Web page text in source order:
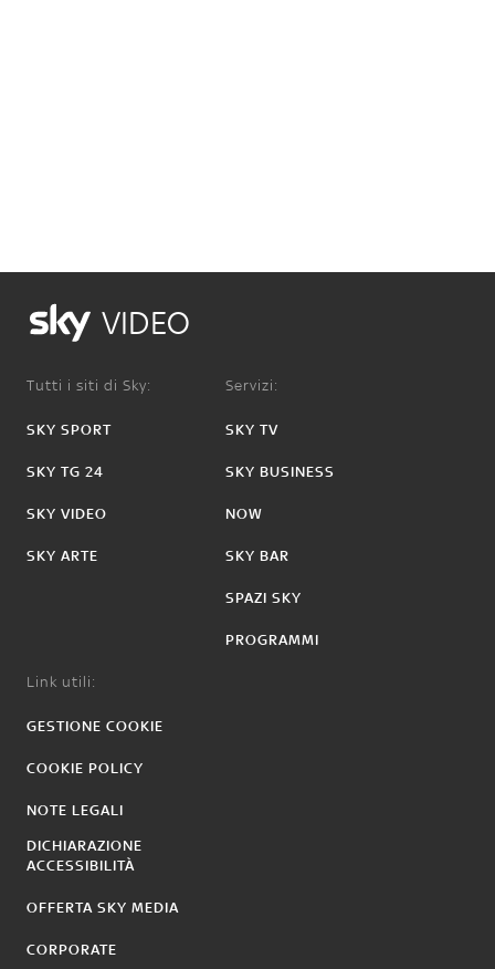
VIDEO
Tutti i siti di Sky:
SKY SPORT
SKY TG 24
SKY VIDEO
SKY ARTE
Servizi:
SKY TV
SKY BUSINESS
NOW
SKY BAR
SPAZI SKY
PROGRAMMI
Link utili:
GESTIONE COOKIE
COOKIE POLICY
NOTE LEGALI
DICHIARAZIONE
ACCESSIBILITÀ
OFFERTA SKY MEDIA
CORPORATE